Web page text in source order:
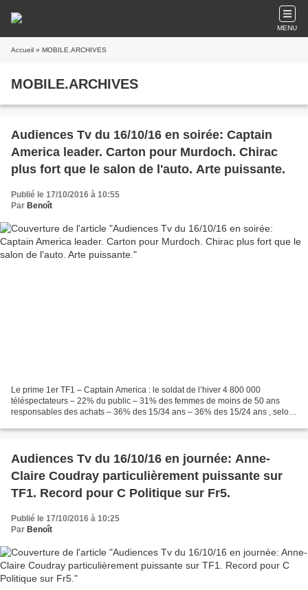
MENU
Accueil » MOBILE.ARCHIVES
MOBILE.ARCHIVES
Audiences Tv du 16/10/16 en soirée: Captain
America leader. Carton pour Murdoch. Chirac
plus fort que le salon de l'auto. Arte puissante.
Publié le 17/10/2016 à 10:55
Par Benoît
Le prime 1er TF1 – Captain America : le soldat de l’hiver 4 800 000
téléspectateurs – 22% du public – 31% des femmes de moins de 50 ans
responsables des achats – 36% des 15/34 ans – 36% des 15/24 ans , selon
Audiences Tv du 16/10/16 en journée: Anne-
Claire Coudray particulièrement puissante sur
TF1. Record pour C Politique sur Fr5.
Publié le 17/10/2016 à 10:25
Par Benoît